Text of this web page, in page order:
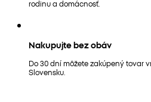
rodinu a domácnosť.
Nakupujte bez obáv
Do 30 dní môžete zakúpený tovar
Slovensku.